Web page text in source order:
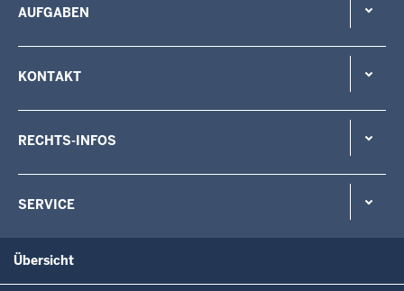
AUFGABEN
KONTAKT
RECHTS-INFOS
SERVICE
Übersicht